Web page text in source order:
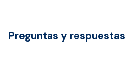
Preguntas y respuestas